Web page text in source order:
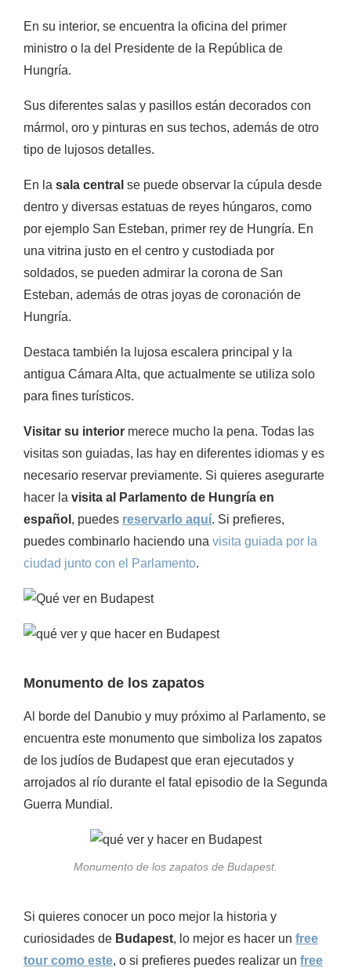
En su interior, se encuentra la oficina del primer
ministro o la del Presidente de la República de
Hungría.
Sus diferentes salas y pasillos están decorados con
mármol, oro y pinturas en sus techos, además de otro
tipo de lujosos detalles.
En la sala central se puede observar la cúpula desde
dentro y diversas estatuas de reyes húngaros, como
por ejemplo San Esteban, primer rey de Hungría. En
una vitrina justo en el centro y custodiada por
soldados, se pueden admirar la corona de San
Esteban, además de otras joyas de coronación de
Hungría.
Destaca también la lujosa escalera principal y la
antigua Cámara Alta, que actualmente se utiliza solo
para fines turísticos.
Visitar su interior merece mucho la pena. Todas las
visitas son guiadas, las hay en diferentes idiomas y es
necesario reservar previamente. Si quieres asegurarte
hacer la visita al Parlamento de Hungría en
español , puedes reservarlo aquí. Si prefieres,
puedes combinarlo haciendo una visita guiada por la
ciudad junto con el Parlamento.
Monumento de los zapatos
Al borde del Danubio y muy próximo al Parlamento, se
encuentra este monumento que simboliza los zapatos
de los judíos de Budapest que eran ejecutados y
arrojados al río durante el fatal episodio de la Segunda
Guerra Mundial.
Monumento de los zapatos de Budapest.
Si quieres conocer un poco mejor la historia y
curiosidades de Budapest, lo mejor es hacer un free
tour como este, o si prefieres puedes realizar un free